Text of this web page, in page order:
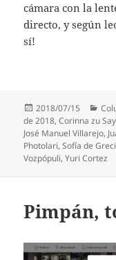
cámara con la
directo, y según
sí!
Publicado
el
2018/07/15
de 2018,Corinna zu
José Manuel Villarejo,
Photolari,Sofía de
Vozpópuli,Yuri Cortez
Pimpán,